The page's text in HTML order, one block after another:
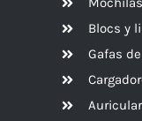
Blocs y
Gafas